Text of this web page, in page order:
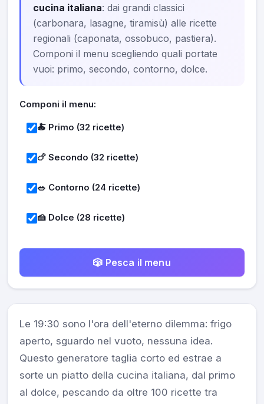
cucina italiana: dai grandi classici
(carbonara, lasagne, tiramisù) alle ricette
regionali (caponata, ossobuco, pastiera).
Componi il menu scegliendo quali portate
vuoi: primo, secondo, contorno, dolce.
Componi il menu:
🍝 Primo (32 ricette)
🍗 Secondo (32 ricette)
🥗 Contorno (24 ricette)
🍰 Dolce (28 ricette)
🎲 Pesca il menu
Le 19:30 sono l'ora dell'eterno dilemma: frigo
aperto, sguardo nel vuoto, nessuna idea.
Questo generatore taglia corto ed estrae a
sorte un piatto della cucina italiana, dal primo
al dolce, pescando da oltre 100 ricette tra